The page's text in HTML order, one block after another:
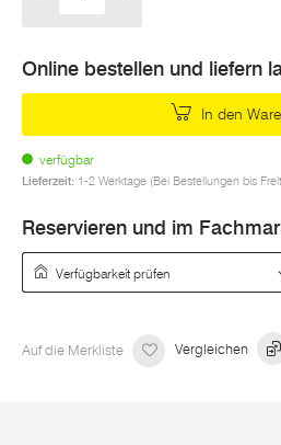
Online bestellen und liefern
In den
verfügbar
Lieferzeit: 1-2 Werktage (Bei Bestellungen bis
Reservieren und im
Auf die Merkliste Vergleichen